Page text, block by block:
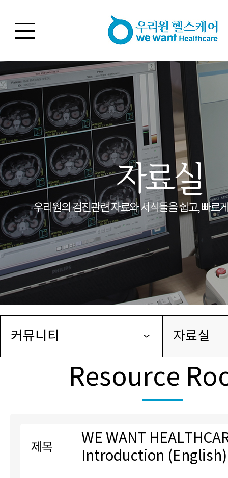
커뮤니티 자료실
Resource
제목
WE WANT
Introduction (English)